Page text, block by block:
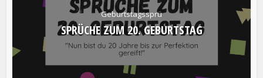
Geburtstagssprü
SPRÜCHE ZUM 20. GEBURTSTAG